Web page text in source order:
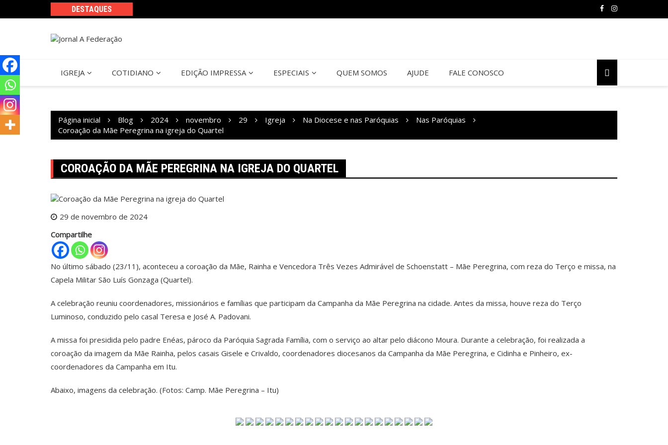
DESTAQUES
IGREJA COTIDIANO EDIÇÃO IMPRESSA ESPECIAIS QUEM SOMOS AJUDE FALE CONOSCO
Página inicial Blog 2024 novembro 29 Igreja Na Diocese e nas Paróquias
Nas Paróquias
Coroação da Mãe Peregrina na igreja do Quartel
COROAÇÃO DA MÃE PEREGRINA NA IGREJA DO QUARTEL
29 de novembro de 2024
Compartilhe
No último sábado (23/11), aconteceu a coroação da Mãe, Rainha e Vencedora Três Vezes Admirável de Schoenstatt – Mãe Peregrina, com reza do Terço e missa, na
Capela Militar São Luís Gonzaga (Quartel).
A celebração reuniu coordenadores, missionários e famílias que participam da Campanha da Mãe Peregrina na cidade. Antes da missa, houve reza do Terço
Luminoso, conduzido pelo casal Teresa e José A. Padovani.
A missa foi presidida pelo padre Enéas, pároco da Paróquia Sagrada Família, com o serviço ao altar pelo diácono Moura. Durante a celebração, foi realizada a
coroação da imagem da Mãe Rainha, pelos casais Gisele e Crivaldo, coordenadores diocesanos da Campanha da Mãe Peregrina, e Cidinha e Pinheiro, ex-
coordenadores da Campanha em Itu.
Abaixo, imagens da celebração. (Fotos: Camp. Mãe Peregrina – Itu)